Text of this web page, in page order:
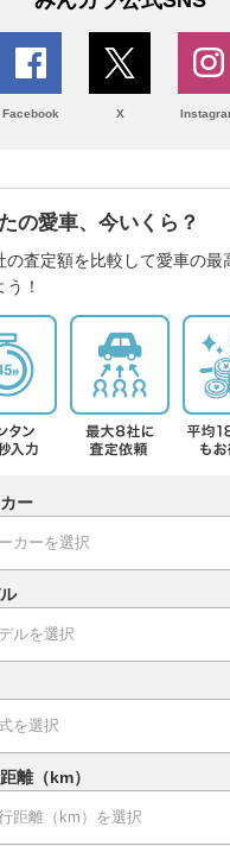
Facebook X
の愛車、今いくら？
の査定額を比較して愛車の最
！
ー
離（km）